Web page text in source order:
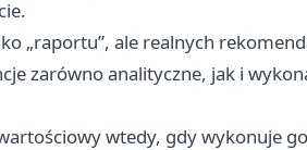
„raportu”, ale realnych
zarówno analityczne, jak i
wtedy, gdy wykonuje